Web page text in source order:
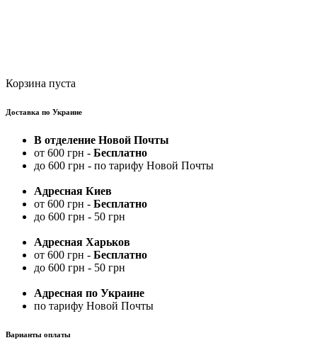
Корзина пуста
Доставка по Украине
В отделение Новой Почты
от 600 грн - Бесплатно
до 600 грн - по тарифу Новой Почты
Адресная Киев
от 600 грн - Бесплатно
до 600 грн - 50 грн
Адресная Харьков
от 600 грн - Бесплатно
до 600 грн - 50 грн
Адресная по Украине
по тарифу Новой Почты
Варианты оплаты